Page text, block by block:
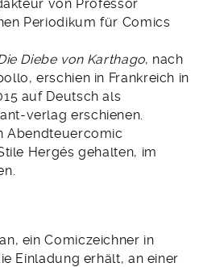
von Professor
Periodikum für Comics
Diebe von Karthago, nach
erschien in Frankreich in
auf Deutsch als
verlag erschienen.
Abendteuercomic
Hergés gehalten, im
ein Comiczeichner in
Einladung erhält, an einer